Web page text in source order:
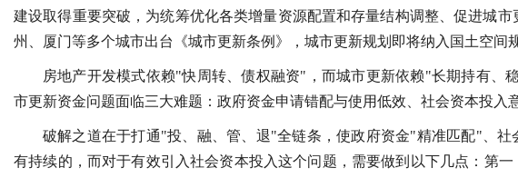
建设取得重要突破，为统筹优化各类增量资源配置和存量结构调整、促进城
州、厦门等多个城市出台《城市更新条例》，城市更新规划即将纳入国土空间
房地产开发模式依赖"快周转、债权融资"，而城市更新依赖"长期持有、
市更新资金问题面临三大难题：政府资金申请错配与使用低效、社会资本投入
破解之道在于打通"投、融、管、退"全链条，使政府资金"精准匹配"、
有持续的，而对于有效引入社会资本投入这个问题，需要做到以下几点：第